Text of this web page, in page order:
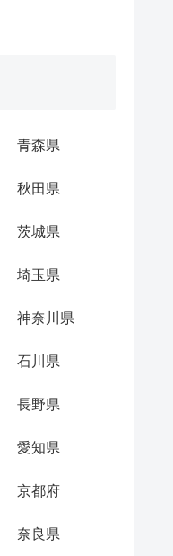
青森県
秋田県
茨城県
埼玉県
神奈川県
石川県
長野県
愛知県
京都府
奈良県